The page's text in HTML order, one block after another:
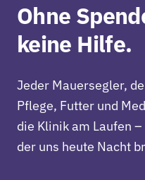
Ohne
keine Hilfe.
Jeder Mauersegler,
Pflege, Futter und
die Klinik am Laufen
der uns heute Nacht